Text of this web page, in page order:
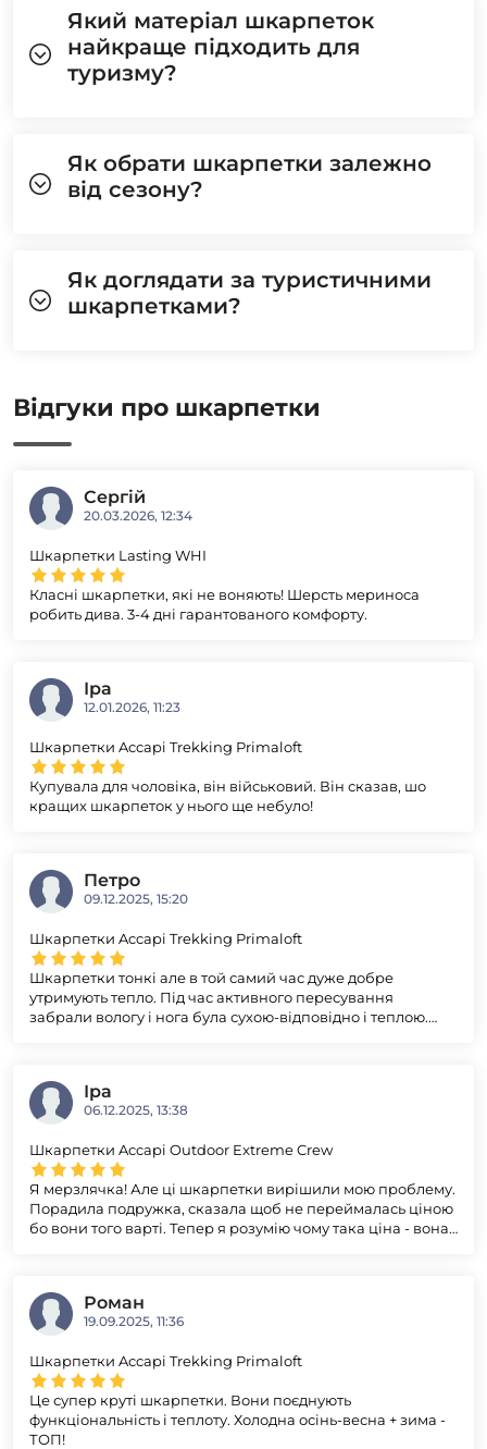
Який матеріал шкарпеток
найкраще підходить для
туризму?
Як обрати шкарпетки залежно
від сезону?
Як доглядати за туристичними
шкарпетками?
Відгуки про шкарпетки
Сергій
20.03.2026, 12:34
Шкарпетки Lasting WHI
Класні шкарпетки, які не воняють! Шерсть мериноса
робить дива. 3-4 дні гарантованого комфорту.
Іра
12.01.2026, 11:23
Шкарпетки Accapi Trekking Primaloft
Купувала для чоловіка, він військовий. Він сказав, шо
кращих шкарпеток у нього ще небуло!
Петро
09.12.2025, 15:20
Шкарпетки Accapi Trekking Primaloft
Шкарпетки тонкі але в той самий час дуже добре
утримують тепло. Під час активного пересування
забрали вологу і нога була сухою-відповідно і теплою.
Іра
06.12.2025, 13:38
Шкарпетки Accapi Outdoor Extreme Crew
Я мерзлячка! Але ці шкарпетки вирішили мою проблему.
Порадила подружка, сказала щоб не переймалась ціною
бо вони того варті. Тепер я розумію чому така ціна - вона
Роман
19.09.2025, 11:36
Шкарпетки Accapi Trekking Primaloft
Це супер круті шкарпетки. Вони поєднують
функціональність і теплоту. Холодна осінь-весна + зима -
ТОП!